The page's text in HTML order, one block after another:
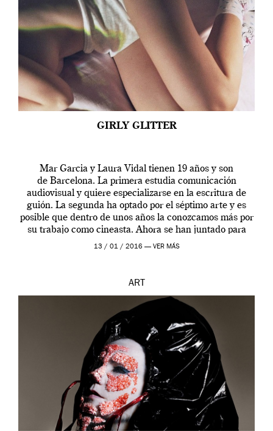
GIRLY GLITTER
Mar Garcia y Laura Vidal tienen 19 años y son
de Barcelona. La primera estudia comunicación
audiovisual y quiere especializarse en la escritura de
guión. La segunda ha optado por el séptimo arte y es
posible que dentro de unos años la conozcamos más por
su trabajo como cineasta. Ahora se han juntado para
contarnos una […]
13 / 01 / 2016 — VER MÁS
ART